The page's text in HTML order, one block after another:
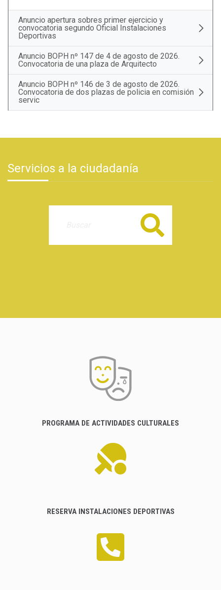
Anuncio apertura sobres primer ejercicio y
convocatoria segundo Oficial Instalaciones
Deportivas
Anuncio BOPH nº 147 de 4 de agosto de 2026.
Convocatoria de una plaza de Arquitecto
Anuncio BOPH nº 146 de 3 de agosto de 2026.
Convocatoria de dos plazas de policia en comisión
servic
Servicios a la ciudadanía
Buscar
PROGRAMA DE ACTIVIDADES CULTURALES
RESERVA INSTALACIONES DEPORTIVAS